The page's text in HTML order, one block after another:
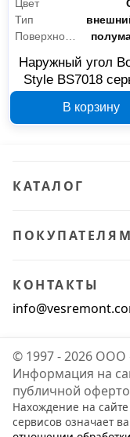
Цвет
Тип
Наружный угол
Style BS7018
В корзину
КАТАЛОГ
ПОКУПАТЕЛЯМ
КОНТАКТЫ
© 1997 - 2026 ООО
Информация на
публичной
Нахождение на
сервисов означает